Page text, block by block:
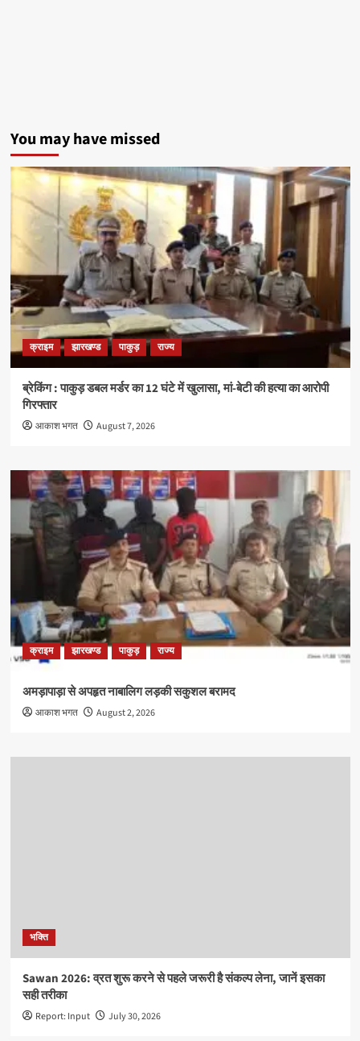
You may have missed
क्राइम झारखण्ड पाकुड़ राज्य
ब्रेकिंग : पाकुड़ डबल मर्डर का 12 घंटे में खुलासा, मां-बेटी की हत्या का आरोपी
गिरफ्तार
आकाश भगत August 7, 2026
क्राइम झारखण्ड पाकुड़ राज्य
अमड़ापाड़ा से अपहृत नाबालिग लड़की सकुशल बरामद
आकाश भगत August 2, 2026
भक्ति
Sawan 2026: व्रत शुरू करने से पहले जरूरी है संकल्प लेना, जानें इसका
सही तरीका
Report: Input July 30, 2026